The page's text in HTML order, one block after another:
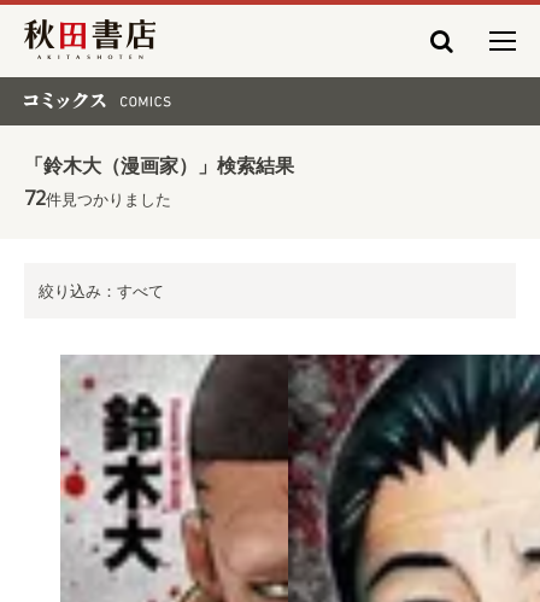
秋田書店
「鈴木大（漫画家）」検索結果
72件見つかりました
絞り込み：すべて